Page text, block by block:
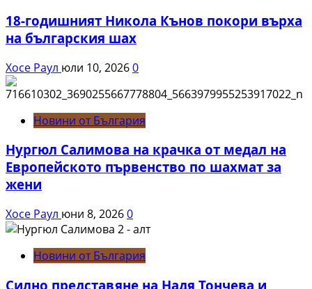
18-годишният Никола Кънов покори върха
на българския шах
Хосе Раул юли 10, 20260
Новини от България
Нургюл Салимова на крачка от медал на
Европейското първенство по шахмат за
жени
Хосе Раул юни 8, 20260
Новини от България
Силно представяне на Надя Тончева и